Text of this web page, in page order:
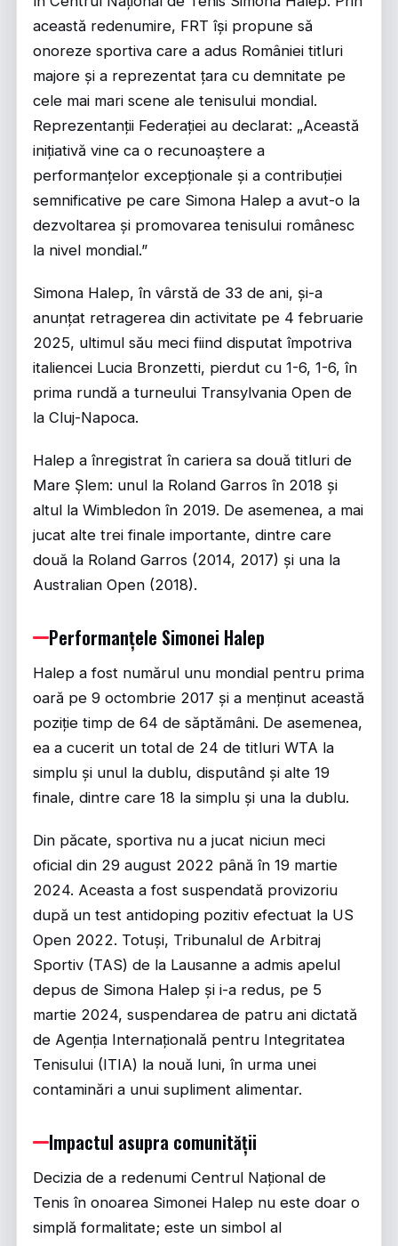
această redenumire, FRT își propune să
onoreze sportiva care a adus României titluri
majore și a reprezentat țara cu demnitate pe
cele mai mari scene ale tenisului mondial.
Reprezentanții Federației au declarat: „Această
inițiativă vine ca o recunoaștere a
performanțelor excepționale și a contribuției
semnificative pe care Simona Halep a avut-o la
dezvoltarea și promovarea tenisului românesc
la nivel mondial.”
Simona Halep, în vârstă de 33 de ani, și-a
anunțat retragerea din activitate pe 4 februarie
2025, ultimul său meci fiind disputat împotriva
italiencei Lucia Bronzetti, pierdut cu 1-6, 1-6, în
prima rundă a turneului Transylvania Open de
la Cluj-Napoca.
Halep a înregistrat în cariera sa două titluri de
Mare Șlem: unul la Roland Garros în 2018 și
altul la Wimbledon în 2019. De asemenea, a mai
jucat alte trei finale importante, dintre care
două la Roland Garros (2014, 2017) și una la
Australian Open (2018).
Performanțele Simonei Halep
Halep a fost numărul unu mondial pentru prima
oară pe 9 octombrie 2017 și a menținut această
poziție timp de 64 de săptămâni. De asemenea,
ea a cucerit un total de 24 de titluri WTA la
simplu și unul la dublu, disputând și alte 19
finale, dintre care 18 la simplu și una la dublu.
Din păcate, sportiva nu a jucat niciun meci
oficial din 29 august 2022 până în 19 martie
2024. Aceasta a fost suspendată provizoriu
după un test antidoping pozitiv efectuat la US
Open 2022. Totuși, Tribunalul de Arbitraj
Sportiv (TAS) de la Lausanne a admis apelul
depus de Simona Halep și i-a redus, pe 5
martie 2024, suspendarea de patru ani dictată
de Agenția Internațională pentru Integritatea
Tenisului (ITIA) la nouă luni, în urma unei
contaminări a unui supliment alimentar.
Impactul asupra comunității
Decizia de a redenumi Centrul Național de
Tenis în onoarea Simonei Halep nu este doar o
simplă formalitate; este un simbol al